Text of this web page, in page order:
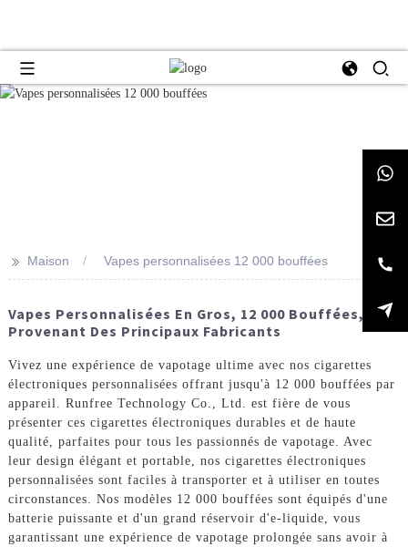
>> Maison Vapes personnalisées 12 000 bouffées
Vapes Personnalisées En Gros, 12 000 Bouffées,
Provenant Des Principaux Fabricants
Vivez une expérience de vapotage ultime avec nos cigarettes
électroniques personnalisées offrant jusqu'à 12 000 bouffées par
appareil. Runfree Technology Co., Ltd. est fière de vous
présenter ces cigarettes électroniques durables et de haute
qualité, parfaites pour tous les passionnés de vapotage. Avec
leur design élégant et portable, nos cigarettes électroniques
personnalisées sont faciles à transporter et à utiliser en toutes
circonstances. Nos modèles 12 000 bouffées sont équipés d'une
batterie puissante et d'un grand réservoir d'e-liquide, vous
garantissant une expérience de vapotage prolongée sans avoir à